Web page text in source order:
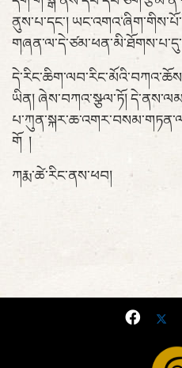
ནུས་པ་དང་།
ཡིན། ཞེས་བཀའ་སྩལ་ཏོ།
གོ །
ཀརྨ་ཚེ་རིང་ནས་ཕབ།